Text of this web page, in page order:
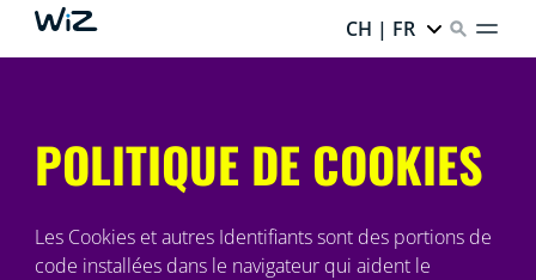
CH | FR
POLITIQUE DE COOKIES
Les Cookies et autres Identifiants sont des portions de
code installées dans le navigateur qui aident le